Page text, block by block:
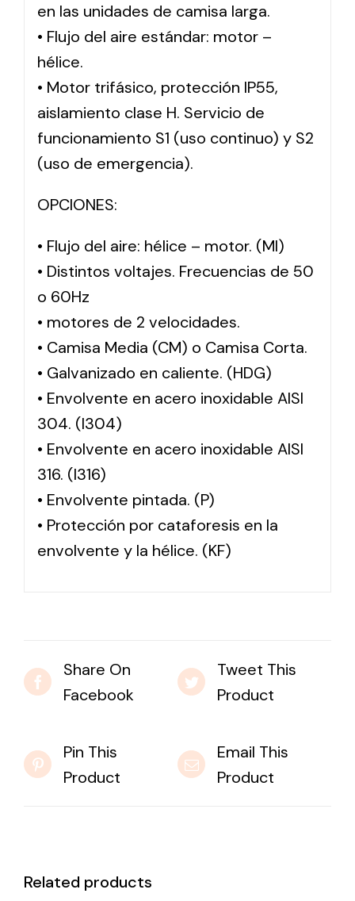
en las unidades de camisa larga.
• Flujo del aire estándar: motor –
hélice.
• Motor trifásico, protección IP55,
aislamiento clase H. Servicio de
funcionamiento S1 (uso continuo) y S2
(uso de emergencia).
OPCIONES:
• Flujo del aire: hélice – motor. (MI)
• Distintos voltajes. Frecuencias de 50
o 60Hz
• motores de 2 velocidades.
• Camisa Media (CM) o Camisa Corta.
• Galvanizado en caliente. (HDG)
• Envolvente en acero inoxidable AISI
304. (I304)
• Envolvente en acero inoxidable AISI
316. (I316)
• Envolvente pintada. (P)
• Protección por cataforesis en la
envolvente y la hélice. (KF)
Share On
Facebook
Tweet This
Product
Pin This
Product
Email This
Product
Related products